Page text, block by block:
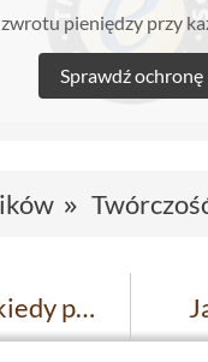
pieniędzy przy
Sprawdź ochronę
Jak ozdobić ściany kiedy portfel jest już pusty?